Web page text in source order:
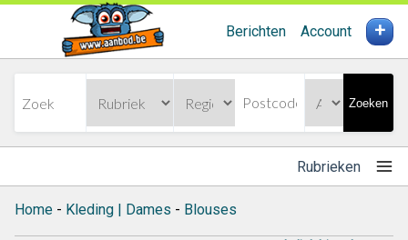
Berichten Account +
Zoeken
Rubrieken
Home - Kleding | Dames - Blouses